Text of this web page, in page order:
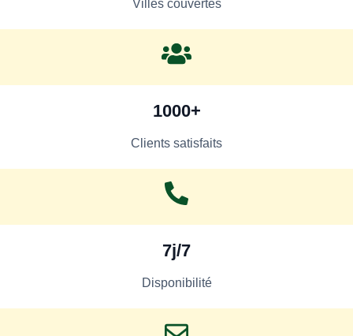
Villes couvertes
1000+
Clients satisfaits
7j/7
Disponibilité